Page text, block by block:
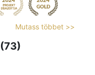
Mutass többet >>
(73)